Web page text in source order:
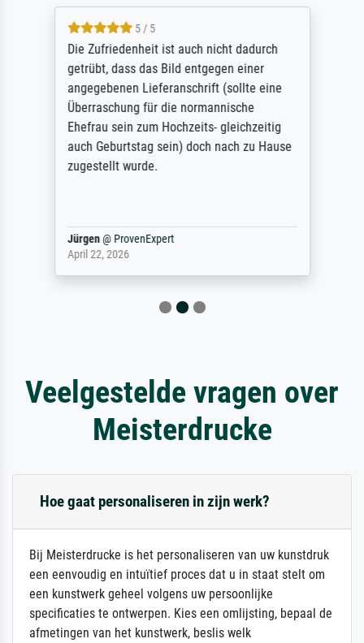
5 / 5
Die Zufriedenheit ist auch nicht dadurch
getrübt, dass das Bild entgegen einer
angegebenen Lieferanschrift (sollte eine
Überraschung für die normannische
Ehefrau sein zum Hochzeits- gleichzeitig
auch Geburtstag sein) doch nach zu Hause
zugestellt wurde.
Jürgen@ ProvenExpert
April 22, 2026
Veelgestelde vragen over
Meisterdrucke
Hoe gaat personaliseren in zijn werk?
Bij Meisterdrucke is het personaliseren van uw kunstdruk
een eenvoudig en intuïtief proces dat u in staat stelt om
een kunstwerk geheel volgens uw persoonlijke
specificaties te ontwerpen. Kies een omlijsting, bepaal de
afmetingen van het kunstwerk, beslis welk